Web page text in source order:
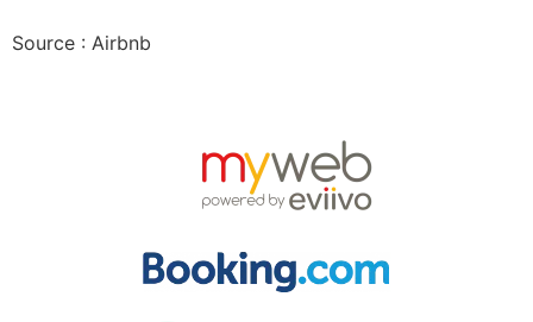
Source : Airbnb